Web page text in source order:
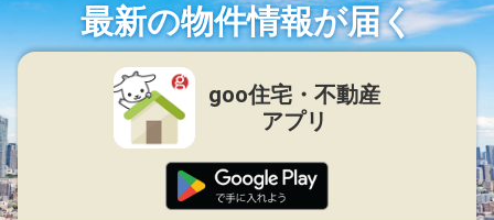
最新の物件情報が届く
goo住宅・不動産
アプリ